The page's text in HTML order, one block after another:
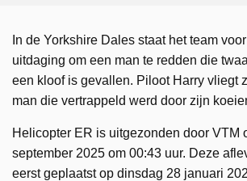
In de Yorkshire Dales staat het team
uitdaging om een man te redden die
een kloof is gevallen. Piloot Harry vliegt
man die vertrappeld werd door zijn
Helicopter ER is uitgezonden door VTM
september 2025 om 00:43 uur. Deze
eerst geplaatst op dinsdag 28 januari